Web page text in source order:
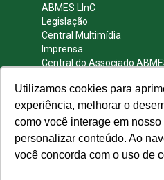
Utilizamos cookies para
experiência, melhorar o
como você interage em nosso
personalizar conteúdo. Ao
você concorda com o uso de
ABMES LInC
Legislação
Central Multimídia
Imprensa
Central do Associado